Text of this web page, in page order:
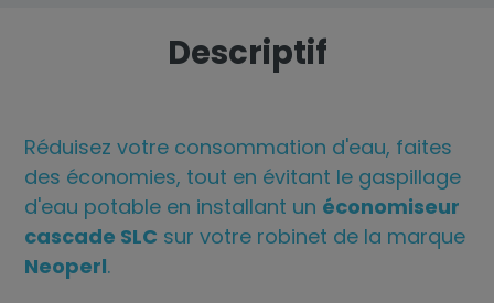
Descriptif
Réduisez votre consommation d'eau, faites
des économies, tout en évitant le gaspillage
d'eau potable en installant un économiseur
cascade SLC sur votre robinet de la marque
Neoperl.